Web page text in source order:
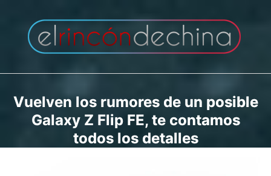
contenido
Vuelven los rumores de un posible
Galaxy Z Flip FE, te contamos
todos los detalles